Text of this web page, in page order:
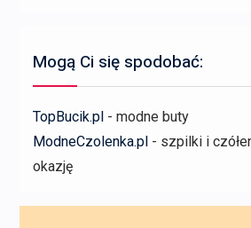
Mogą Ci się spodobać:
TopBucik.pl- modne buty
ModneCzolenka.pl- szpilki i
okazję